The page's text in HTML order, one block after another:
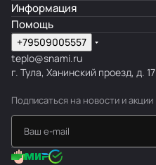
Информация
Помощь
+79509005557
teplo@snami.ru
г. Тула, Ханинский проезд, д. 17
Подписаться на новости и акции